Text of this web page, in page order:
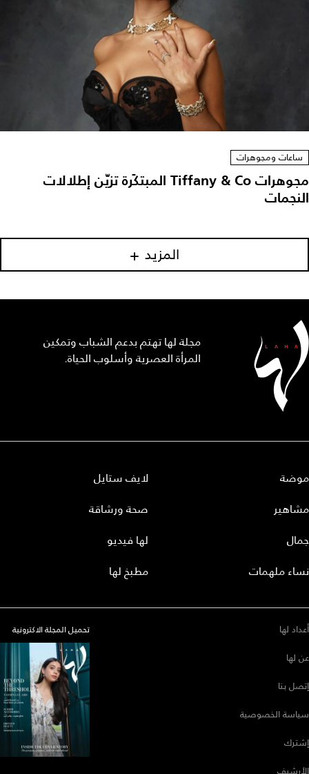
ساعات ومجوهرات
مجوهرات Tiffany & Co المبتكَرة تزيّن إطلالات
النجمات
المزيد
مجلة لها تهتم بدعم الشباب وتمكين
المرأة العصرية وأسلوب الحياة.
موضة
مشاهير
جمال
نساء ملهمات
لايف ستايل
صحة ورشاقة
لها فيديو
مطبخ لها
أعداد لها
عن لها
إتصل بنا
سياسة الخصوصية
إشترك
الأرشيف
تحميل المجلة الاكترونية